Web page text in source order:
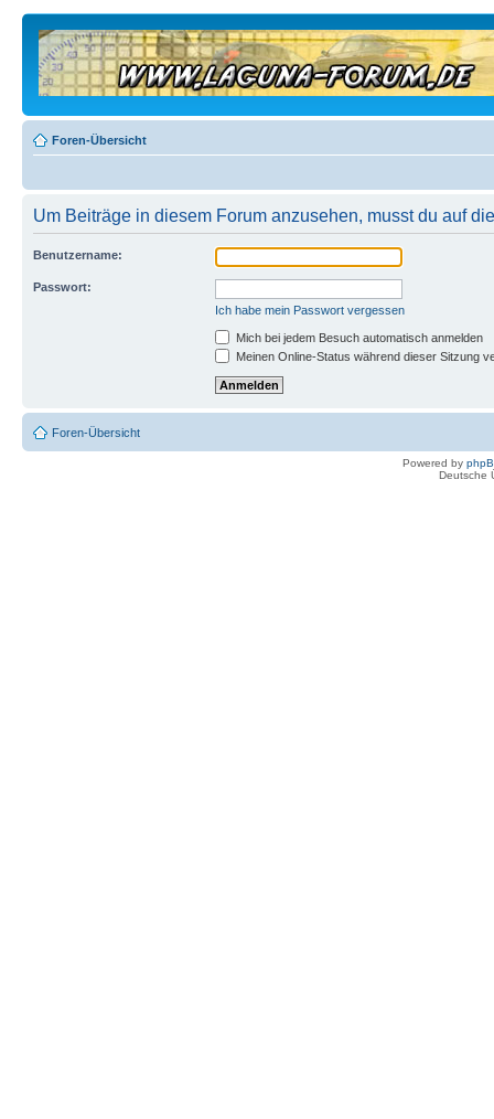
Foren-Übersicht
Um Beiträge in diesem Forum anzusehen, musst du auf
Benutzername:
Passwort:
Ich habe mein Passwort vergessen
Mich bei jedem Besuch automatisch anmelden
Meinen Online-Status während dieser Sitzung
Foren-Übersicht
Powered by
Deutsche